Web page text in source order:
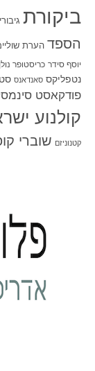
ביקורת
הספד הערת
יוסף סידר כריסטופר נולן
נטפליקס סאנדאנס
פודקאסט
קולנוע
קטנוניזם שוברי